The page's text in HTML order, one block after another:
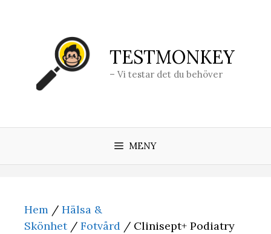
TESTMONKEY
– Vi testar det du behöver
MENY
Hem / Hälsa &
Skönhet/ Fotvård / Clinisept+ Podiatry